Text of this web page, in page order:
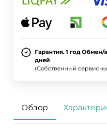
Гарантия. 1 год Обмен/
дней
(Собственный
Обзор